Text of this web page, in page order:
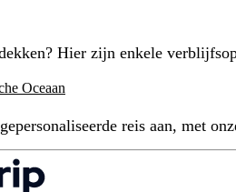
Hier zijn enkele
Oceaan
reis aan, met